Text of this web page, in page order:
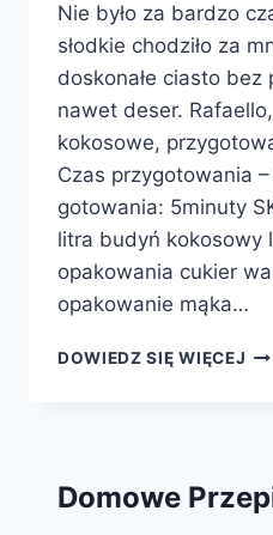
Nie było za bardzo
słodkie chodziło za
doskonałe ciasto bez
nawet deser.
kokosowe,
Czas przygotowania
gotowania: 5minuty
litra budyń kokosowy
opakowania cukier
opakowanie mąka…
DOWIEDZ SIĘ WIĘCEJ
Domowe